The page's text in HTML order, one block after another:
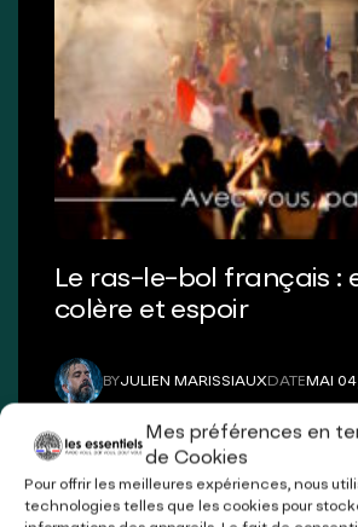
Mes préférences en
de Cookies
Pour offrir les meilleures expériences, nous
technologies telles que les cookies pour
Le ras-le-bol français :
colère et espoir
BYJULIEN MARISSIAUXDATE MAI